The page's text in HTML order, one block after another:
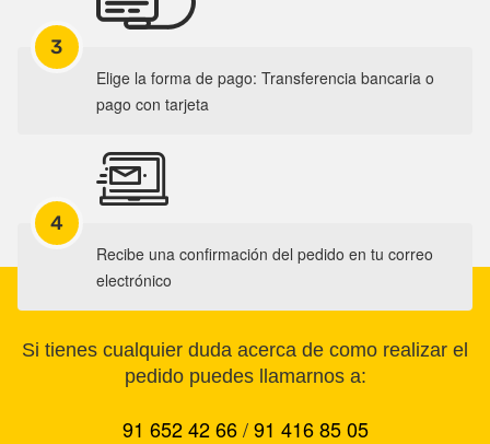
3
Elige la forma de pago: Transferencia bancaria o
pago con tarjeta
4
Recibe una confirmación del pedido en tu correo
electrónico
Si tienes cualquier duda acerca de como realizar el
pedido puedes llamarnos a:
91 652 42 66 /91 416 85 05